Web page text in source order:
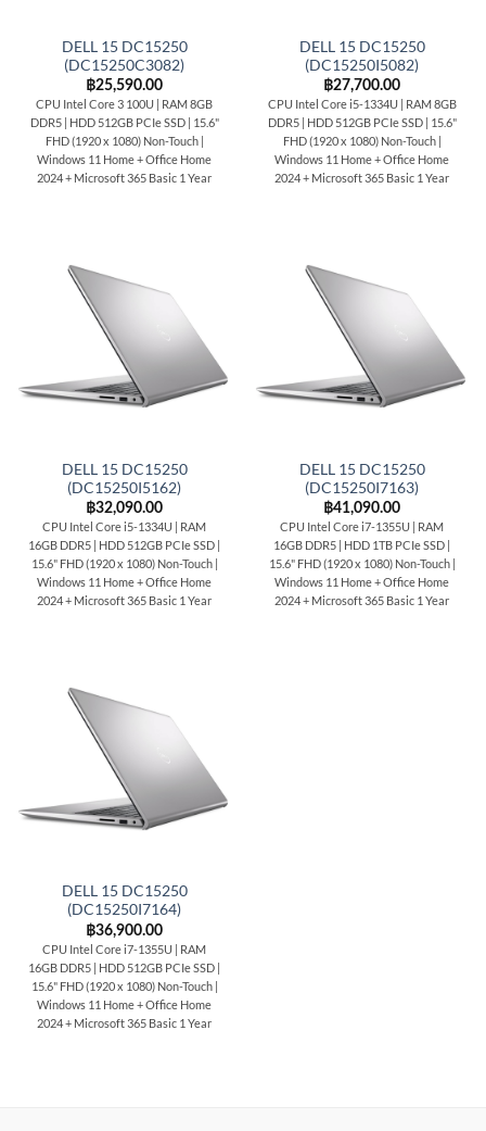
DELL 15 DC15250
(DC15250C3082)
฿25,590.00
CPU Intel Core 3 100U | RAM 8GB
DDR5 | HDD 512GB PCIe SSD | 15.6"
FHD (1920 x 1080) Non-Touch |
Windows 11 Home + Office Home
2024 + Microsoft 365 Basic 1 Year
DELL 15 DC15250
(DC15250I5082)
฿27,700.00
CPU Intel Core i5-1334U | RAM 8GB
DDR5 | HDD 512GB PCIe SSD | 15.6"
FHD (1920 x 1080) Non-Touch |
Windows 11 Home + Office Home
2024 + Microsoft 365 Basic 1 Year
DELL 15 DC15250
(DC15250I5162)
฿32,090.00
CPU Intel Core i5-1334U | RAM
16GB DDR5 | HDD 512GB PCIe SSD |
15.6" FHD (1920 x 1080) Non-Touch |
Windows 11 Home + Office Home
2024 + Microsoft 365 Basic 1 Year
DELL 15 DC15250
(DC15250I7163)
฿41,090.00
CPU Intel Core i7-1355U | RAM
16GB DDR5 | HDD 1TB PCIe SSD |
15.6" FHD (1920 x 1080) Non-Touch |
Windows 11 Home + Office Home
2024 + Microsoft 365 Basic 1 Year
DELL 15 DC15250
(DC15250I7164)
฿36,900.00
CPU Intel Core i7-1355U | RAM
16GB DDR5 | HDD 512GB PCIe SSD |
15.6" FHD (1920 x 1080) Non-Touch |
Windows 11 Home + Office Home
2024 + Microsoft 365 Basic 1 Year